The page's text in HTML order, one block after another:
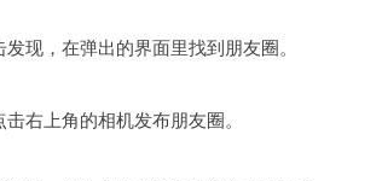
现，在弹出的界面里找到朋友圈。
右上角的相机发布朋友圈。